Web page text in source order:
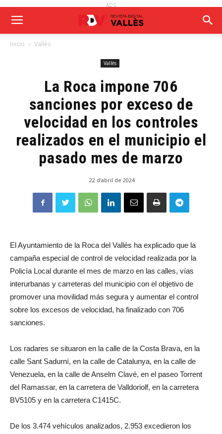
ADS
Inicio Vallès
Vallès
La Roca impone 706
sanciones por exceso de
velocidad en los controles
realizados en el municipio el
pasado mes de marzo
22 d'abril de 2024
El Ayuntamiento de la Roca del Vallés ha explicado que la
campaña especial de control de velocidad realizada por la
Policía Local durante el mes de marzo en las calles, vías
interurbanas y carreteras del municipio con el objetivo de
promover una movilidad más segura y aumentar el control
sobre los excesos de velocidad, ha finalizado con 706
sanciones.
Los radares se situaron en la calle de la Costa Brava, en la
calle Sant Sadurní, en la calle de Catalunya, en la calle de
Venezuela, en la calle de Anselm Clavé, en el paseo Torrent
del Ramassar, en la carretera de Valldoriolf, en la carretera
BV5105 y en la carretera C1415C.
De los 3.474 vehículos analizados, 2.953 excedieron los